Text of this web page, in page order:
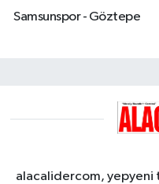
Samsunspor - Göztepe
alacalidercom, yepyeni